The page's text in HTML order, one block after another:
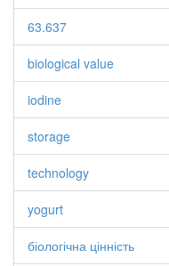
63.637
biological value
iodine
storage
technology
yogurt
біологічна цінність